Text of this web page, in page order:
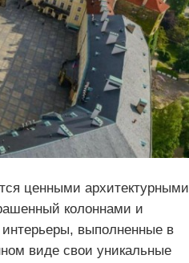
ценными архитектурными
колоннами и
выполненные в
виде свои уникальные